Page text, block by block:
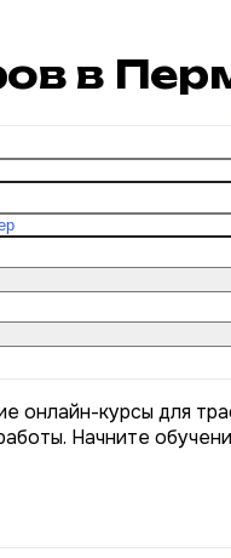
в
онлайн-курсы для
Начните